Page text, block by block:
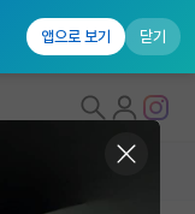
앱으로 보기 닫기